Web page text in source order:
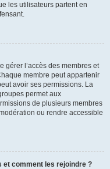
les utilisateurs partent en
gérer l’accès des membres et
membre peut appartenir
avoir ses permissions. La
permet aux
de plusieurs membres
ou rendre accessible
et comment les rejoindre ?